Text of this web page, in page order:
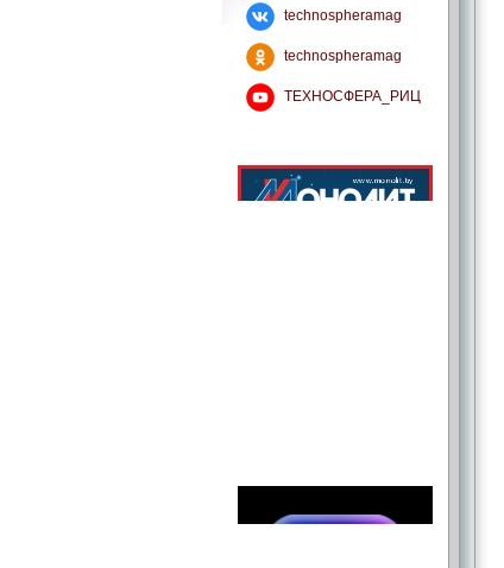
technospheramag
technospheramag
ТЕХНОСФЕРА_РИЦ